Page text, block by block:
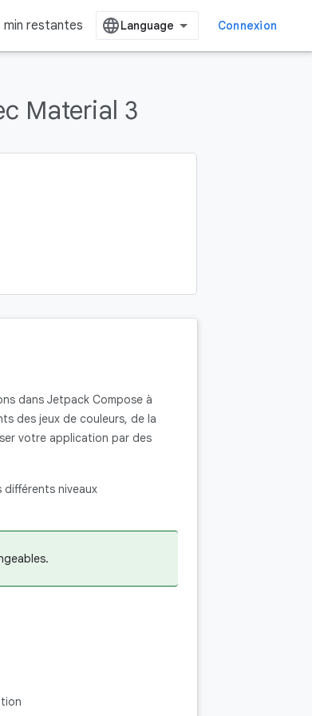
min restantes Connexion
Material 3
dans Jetpack Compose à
des jeux de couleurs, de la
votre application par des
différents niveaux